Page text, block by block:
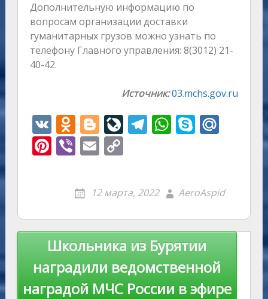
Дополнительную информацию по
вопросам организации доставки
гуманитарных грузов можно узнать по
телефону Главного управления: 8(3012) 21-
40-42.
Источник:03.mchs.gov.ru
V
K
O
d
n
o
kl
as
s
ni
ki
Bl
o
g
er
Li
v
eJ
u
r
n
al
T
a
m
W
A
p
p
S
e
M
u
Pi
st
Vi
er
E
ai
l
C
p
y
Li
n
k
12 марта, 2022 AeroAspid
Навигация
записям
Школьника из Бурятии
наградили ведомственной
наградой МЧС России в эфире